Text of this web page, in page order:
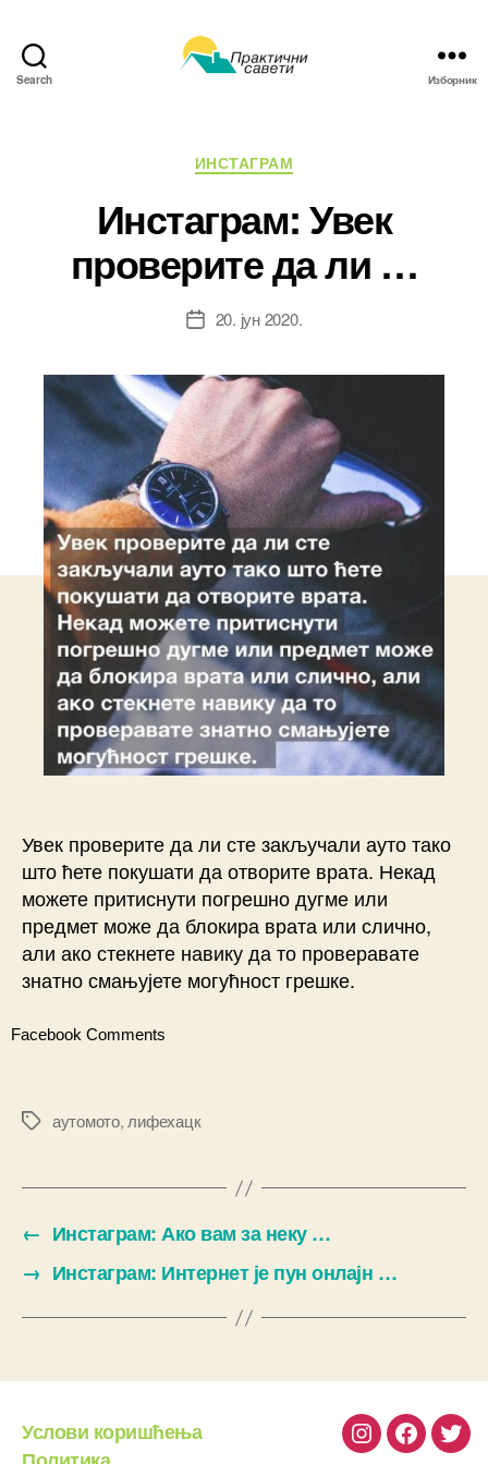
Search Изборник
Категорије
ИНСТАГРАМ
Инстаграм: Увек
проверите да ли …
Датум20. јун 2020.
Увек проверите да ли сте закључали ауто тако
што ћете покушати да отворите врата. Некад
можете притиснути погрешно дугме или
предмет може да блокира врата или слично,
али ако стекнете навику да то проверавате
знатно смањујете могућност грешке. ⠀
Facebook Comments
Ознакеаутомото, лифехацк
← Инстаграм: Ако вам за неку …
→ Инстаграм: Интернет је пун онлајн …
Услови коришћења
Instagram
Facebook